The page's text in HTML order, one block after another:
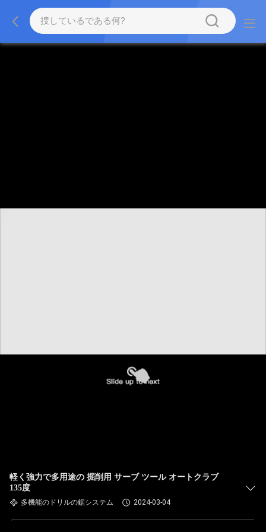
軽く強力で多用途の 掘削用 サーブ ツール オートクラブ
135度
多機能のドリルの鋸システム 2024-03-04